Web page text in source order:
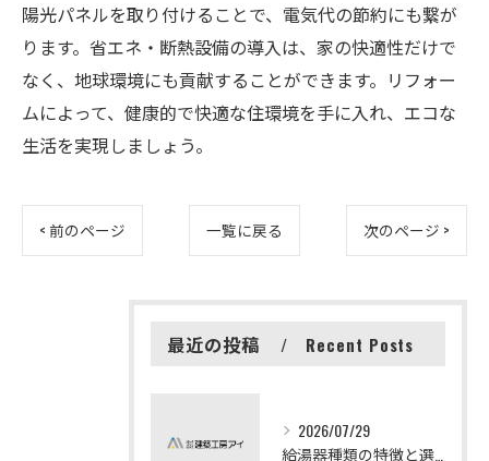
陽光パネルを取り付けることで、電気代の節約にも繋が
ります。省エネ・断熱設備の導入は、家の快適性だけで
なく、地球環境にも貢献することができます。リフォー
ムによって、健康的で快適な住環境を手に入れ、エコな
生活を実現しましょう。
< 前のページ 一覧に戻る 次のページ >
最近の投稿 Recent Posts
2026/07/29